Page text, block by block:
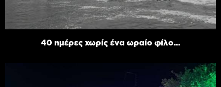
40 ημέρες χωρίς ένα ωραίο φίλο…